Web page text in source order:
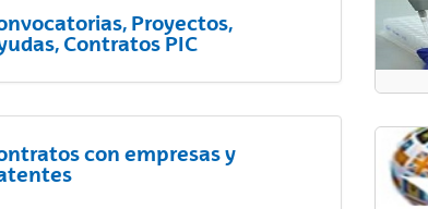
Proyectos,
Contratos PIC
con empresas y